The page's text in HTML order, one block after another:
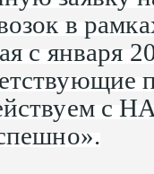
в
с января
с